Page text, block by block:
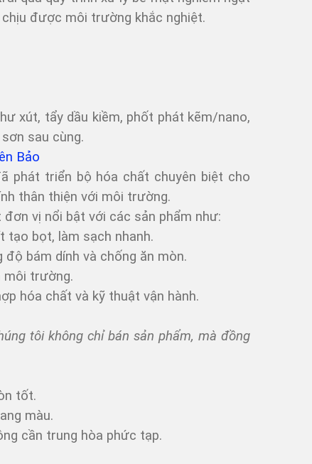
được môi trường khắc nghiệt.
xút, tẩy dầu kiềm, phốt phát kẽm/nano,
sau cùng.
Bảo
phát triển bộ hóa chất chuyên biệt cho
thân thiện với môi trường.
vị nổi bật với các sản phẩm như:
tạo bọt, làm sạch nhanh.
bám dính và chống ăn mòn.
môi trường.
hóa chất và kỹ thuật vận hành.
tôi không chỉ bán sản phẩm, mà đồng
tốt.
màu.
cần trung hòa phức tạp.